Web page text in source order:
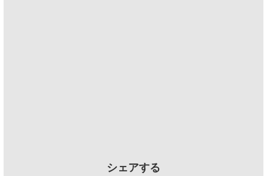
シェアする